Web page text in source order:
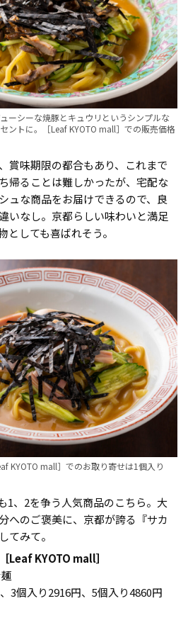
ーシーな焼豚とキュウリというシンプルな
ントに。［Leaf KYOTO mall］での販売価格
賞味期限の都合もあり、これまで
帰ることは難しかったが、宅配な
ュな商品をお届けできるので、良
いなし。京都らしい味わいと満足
しても喜ばれそう。
KYOTO mall］でのお取り寄せは1個入り
1、2を争う人気商品のこちら。大
へのご褒美に、京都が誇る『サカ
てみて。
Leaf KYOTO mall］
3個入り2916円、5個入り4860円